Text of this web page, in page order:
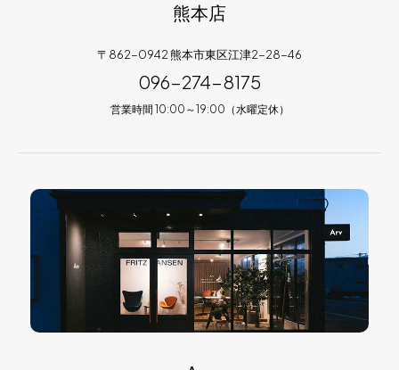
熊本店
〒862-0942 熊本市東区江津2-28-46
096-274-8175
営業時間 10:00～19:00（水曜定休）